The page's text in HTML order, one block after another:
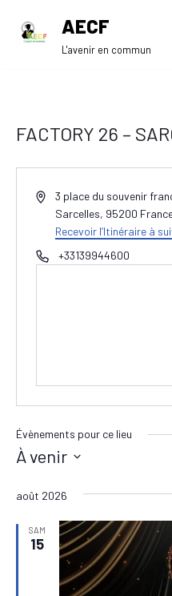
Aller
AECF
L'avenir en commun
FACTORY 26 –
Adresse3 place du souvenir
Sarcelles, 95200
Recevoir l’Itinéraire à
Téléphone+33139944600
Évènements pour ce lieu
À venir
une
août 2026
SAM
15